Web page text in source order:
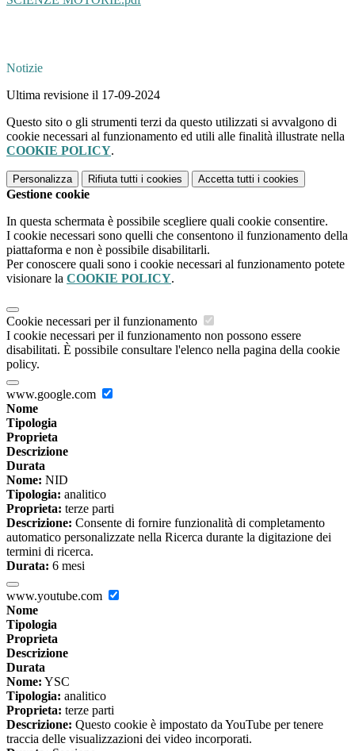
Notizie
Ultima revisione il 17-09-2024
Questo sito o gli strumenti terzi da questo utilizzati si avvalgono di
cookie necessari al funzionamento ed utili alle finalità illustrate nella
COOKIE POLICY.
Personalizza Rifiuta tutti i cookies Accetta tutti i cookies
Gestione cookie
In questa schermata è possibile scegliere quali cookie consentire.
I cookie necessari sono quelli che consentono il funzionamento della
piattaforma e non è possibile disabilitarli.
Per conoscere quali sono i cookie necessari al funzionamento potete
visionare la COOKIE POLICY.
Cookie necessari per il funzionamento
I cookie necessari per il funzionamento non possono essere
disabilitati. È possibile consultare l'elenco nella pagina della cookie
policy.
www.google.com
Nome
Tipologia
Proprieta
Descrizione
Durata
Nome: NID
Tipologia: analitico
Proprieta: terze parti
Descrizione: Consente di fornire funzionalità di completamento
automatico personalizzate nella Ricerca durante la digitazione dei
termini di ricerca.
Durata: 6 mesi
www.youtube.com
Nome
Tipologia
Proprieta
Descrizione
Durata
Nome: YSC
Tipologia: analitico
Proprieta: terze parti
Descrizione: Questo cookie è impostato da YouTube per tenere
traccia delle visualizzazioni dei video incorporati.